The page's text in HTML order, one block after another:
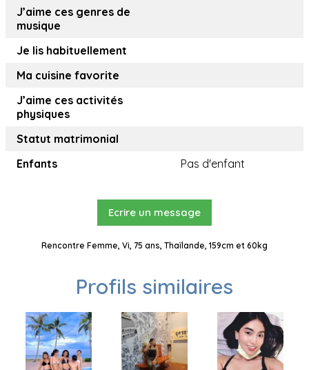
J’aime ces genres de
musique
Je lis habituellement
Ma cuisine favorite
J’aime ces activités
physiques
Statut matrimonial
Enfants
Pas d'enfant
Ecrire un message
Rencontre Femme, Vi, 75 ans, Thaïlande, 159cm et 60kg
Profils similaires